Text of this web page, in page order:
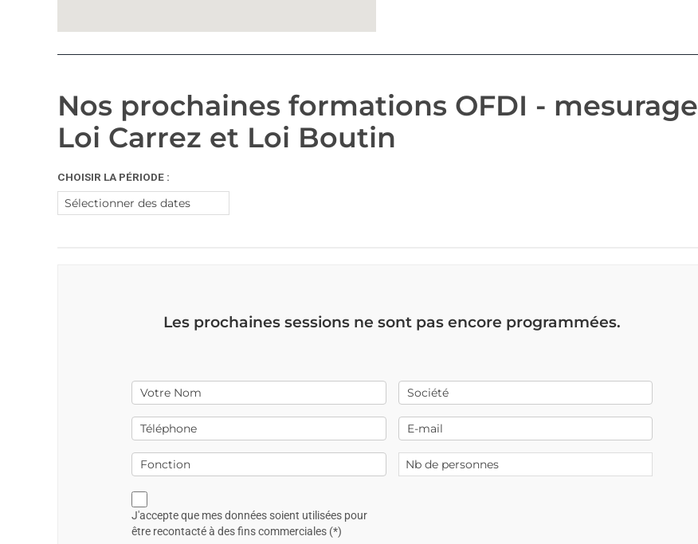
Nos prochaines formations OFDI - mesurage
Loi Carrez et Loi Boutin
CHOISIR LA PÉRIODE :
Les prochaines sessions ne sont pas encore programmées.
J'accepte que mes données soient utilisées pour
être recontacté à des fins commerciales (*)